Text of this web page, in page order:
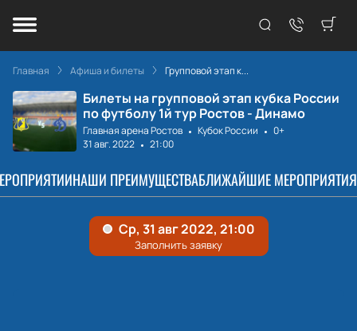
Главная Афиша и билеты Групповой этап к...
Билеты на групповой этап кубка России
по футболу 1й тур Ростов - Динамо
Главная арена Ростов Кубок России
0+
31 авг. 2022
21:00
НАШИ ПРЕИМУЩЕСТВАБЛИЖАЙШИЕ МЕРОПРИЯТИЯ